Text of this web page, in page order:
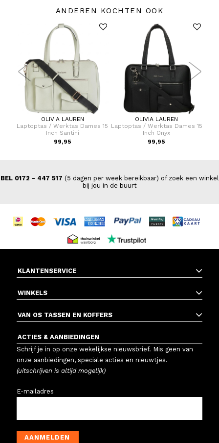
ANDEREN KOCHTEN OOK
OLIVIA LAUREN
Laptoptas / Werktas Dames 15
Inch Santini
99,95
OLIVIA LAUREN
Laptoptas / Werktas Dames 15
Inch Onyx
99,95
BEL 0172 - 447 517 (5 dagen per week bereikbaar) of zoek een winkel
bij jou in de buurt
KLANTENSERVICE
WINKELS
VAN OS TASSEN EN KOFFERS
ACTIES & AANBIEDINGEN
Schrijf je in op onze wekelijkse nieuwsbrief. Mis geen van
onze aanbiedingen, speciale acties en nieuwtjes.
(uitschrijven is altijd mogelijk)
E-mailadres
AANMELDEN